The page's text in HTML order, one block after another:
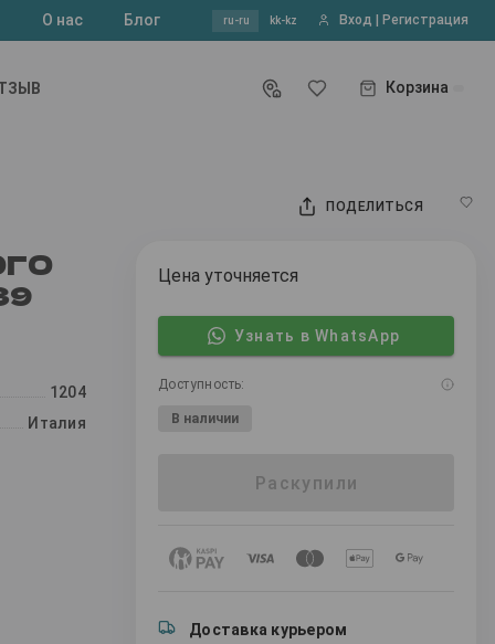
О нас Блог ru-ru kk-kz Вход | Регистрация
Корзина
ПОДЕЛИТЬСЯ
1204
Италия
Цена уточняется
Узнать в WhatsApp
Доступность:
В наличии
Раскупили
Доставка курьером